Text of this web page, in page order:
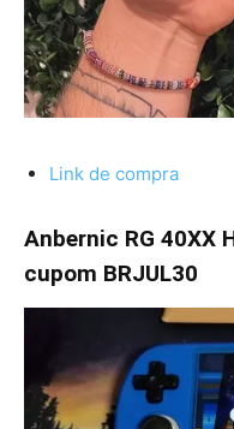
Link de compra
Anbernic RG 40XX
cupom BRJUL30